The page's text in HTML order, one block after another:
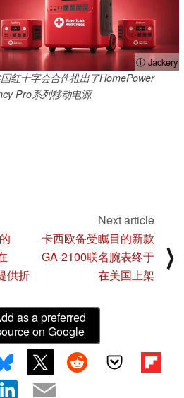
ⓘ Jackery
红十字会合作推出了HomePower
Pro系列移动电源
供折
Next article
卡西欧备受瞩目的新款
GA-2100联名腕表终于
在美国上架
⟩
as a preferred
on Google